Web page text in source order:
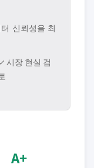
신뢰성을 최
시장 현실 검
A+